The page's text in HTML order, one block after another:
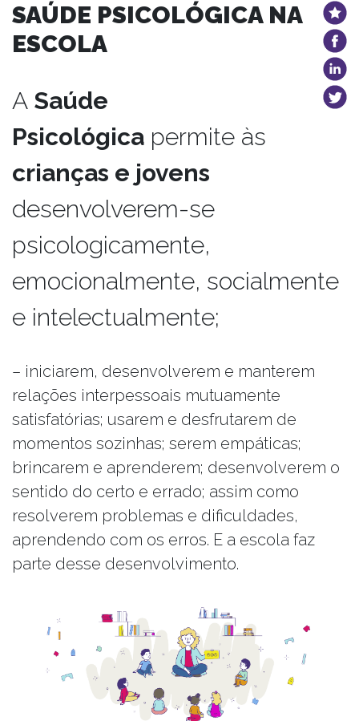
SAÚDE PSICOLÓGICA NA
ESCOLA
A Saúde
Psicológica permite às
crianças e jovens
desenvolverem-se
psicologicamente,
emocionalmente, socialmente
e intelectualmente;
– iniciarem, desenvolverem e manterem
relações interpessoais mutuamente
satisfatórias; usarem e desfrutarem de
momentos sozinhas; serem empáticas;
brincarem e aprenderem; desenvolverem o
sentido do certo e errado; assim como
resolverem problemas e dificuldades,
aprendendo com os erros. E a escola faz
parte desse desenvolvimento.